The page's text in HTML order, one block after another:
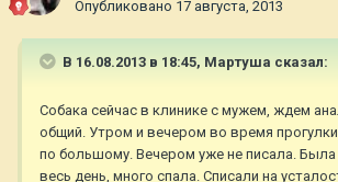
Опубликовано 17 августа, 2013
В 16.08.2013 в 18:45, Мартуша сказал:
Собака сейчас в клинике с мужем, ждем
общий. Утром и вечером во время
по большому. Вечером уже не писала. Была
весь день, много спала. Списали на